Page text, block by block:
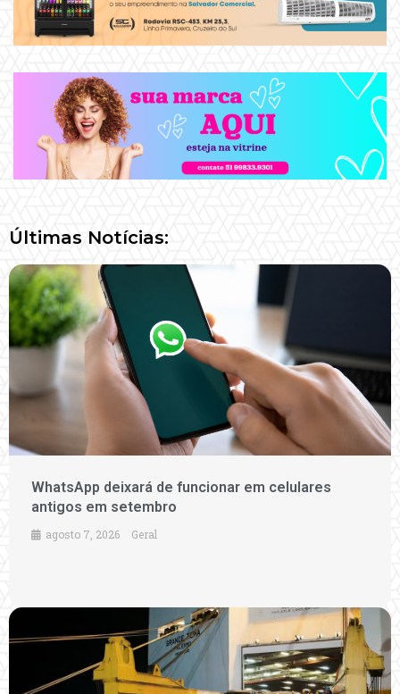
Últimas Notícias:
WhatsApp deixará de funcionar em celulares
antigos em setembro
agosto 7, 2026 Geral